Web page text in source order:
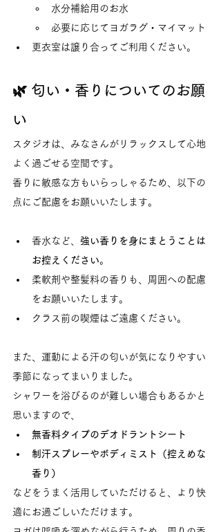
水分補給用のお水
必要に応じてヨガラグ・マイマット
更衣室は譲り合ってご利用ください。
🌿 匂い・香りについてのお願
い
スタジオは、みなさんがリラックスして心地
よく過ごせる空間です。
香りに敏感な方もいらっしゃるため、以下の
点にご配慮をお願いいたします。
香水など、 強い香りを身にまとうことは
お控えください。
柔軟剤や整髪料の香りも、周囲への配慮
をお願いいたします。
クラス前の喫煙はご遠慮ください。
また、運動による汗の匂いが気になりやすい
季節になってまいりました。
シャワーを浴びるのが難しい場合もあるかと
思いますので、
無香料タイプのデオドラントシート
制汗スプレーやボディミスト（控えめな
香り）
などをうまく活用していただけると、より快
適にお過ごしいただけます。